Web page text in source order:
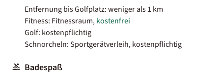
Entfernung bis Golfplatz: weniger als 1 km
Fitness: Fitnessraum,kostenfrei
Golf: kostenpflichtig
Schnorcheln: Sportgerätverleih, kostenpflichtig
Badespaß